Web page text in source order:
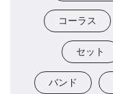
コーラス
セット
バンド